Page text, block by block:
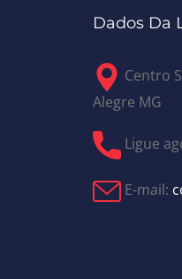
Dados Da
Centro
Alegre MG
Ligue
E-mail: